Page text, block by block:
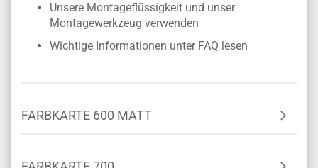
Unsere Montageflüssigkeit und unser
Montagewerkzeug verwenden
Wichtige Informationen unter FAQ lesen
FARBKARTE 600 MATT